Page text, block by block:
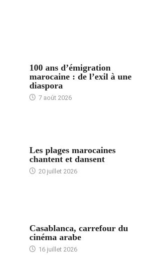
100 ans d’émigration
marocaine : de l’exil à une
diaspora
7 août 2026
Les plages marocaines
chantent et dansent
20 juillet 2026
Casablanca, carrefour du
cinéma arabe
16 juillet 2026